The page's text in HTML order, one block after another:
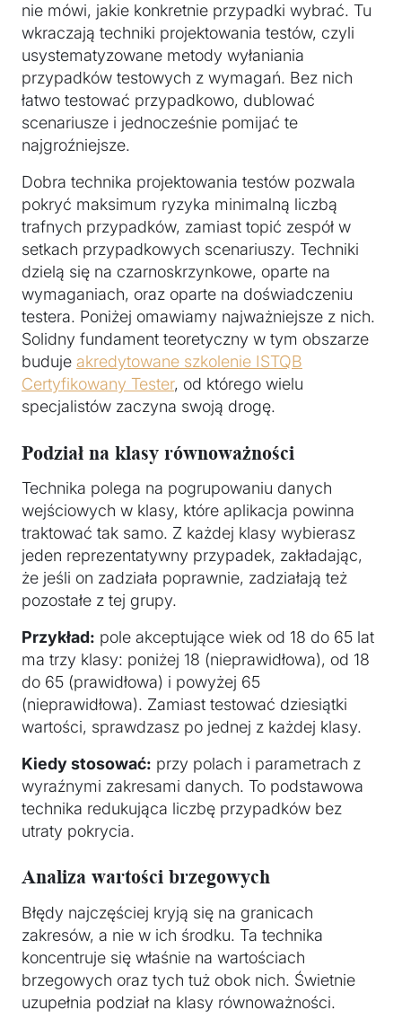
nie mówi, jakie konkretnie przypadki wybrać. Tu
wkraczają techniki projektowania testów, czyli
usystematyzowane metody wyłaniania
przypadków testowych z wymagań. Bez nich
łatwo testować przypadkowo, dublować
scenariusze i jednocześnie pomijać te
najgroźniejsze.
Dobra technika projektowania testów pozwala
pokryć maksimum ryzyka minimalną liczbą
trafnych przypadków, zamiast topić zespół w
setkach przypadkowych scenariuszy. Techniki
dzielą się na czarnoskrzynkowe, oparte na
wymaganiach, oraz oparte na doświadczeniu
testera. Poniżej omawiamy najważniejsze z nich.
Solidny fundament teoretyczny w tym obszarze
buduje akredytowane szkolenie ISTQB
Certyfikowany Tester, od którego wielu
specjalistów zaczyna swoją drogę.
Podział na klasy równoważności
Technika polega na pogrupowaniu danych
wejściowych w klasy, które aplikacja powinna
traktować tak samo. Z każdej klasy wybierasz
jeden reprezentatywny przypadek, zakładając,
że jeśli on zadziała poprawnie, zadziałają też
pozostałe z tej grupy.
Przykład: pole akceptujące wiek od 18 do 65 lat
ma trzy klasy: poniżej 18 (nieprawidłowa), od 18
do 65 (prawidłowa) i powyżej 65
(nieprawidłowa). Zamiast testować dziesiątki
wartości, sprawdzasz po jednej z każdej klasy.
Kiedy stosować: przy polach i parametrach z
wyraźnymi zakresami danych. To podstawowa
technika redukująca liczbę przypadków bez
utraty pokrycia.
Analiza wartości brzegowych
Błędy najczęściej kryją się na granicach
zakresów, a nie w ich środku. Ta technika
koncentruje się właśnie na wartościach
brzegowych oraz tych tuż obok nich. Świetnie
uzupełnia podział na klasy równoważności.